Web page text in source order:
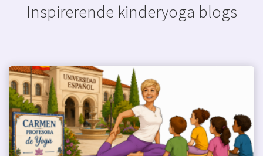
Inspirerende kinderyoga blogs